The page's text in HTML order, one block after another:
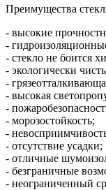
Преимущества
- высокие
-
- стекло не боится
- экологически
-
- высокая
-
- морозостойкость;
-
- отсутствие усадки;
- отличные
- безграничные
- неограниченный